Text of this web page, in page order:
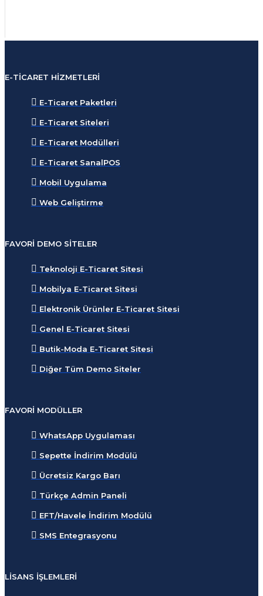
E-TICARET HIZMETLERI
E-Ticaret Paketleri
E-Ticaret Siteleri
E-Ticaret Modülleri
E-Ticaret SanalPOS
Mobil Uygulama
Web Geliştirme
FAVORI DEMO SITELER
Teknoloji E-Ticaret Sitesi
Mobilya E-Ticaret Sitesi
Elektronik Ürünler E-Ticaret Sitesi
Genel E-Ticaret Sitesi
Butik-Moda E-Ticaret Sitesi
Diğer Tüm Demo Siteler
FAVORI MODÜLLER
WhatsApp Uygulaması
Sepette İndirim Modülü
Ücretsiz Kargo Barı
Türkçe Admin Paneli
EFT/Havele İndirim Modülü
SMS Entegrasyonu
LISANS İŞLEMLERI